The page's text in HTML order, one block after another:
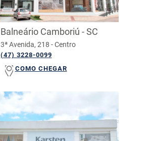
Balneário Camboriú - SC
3ª Avenida, 218 - Centro
(47) 3228-0099
COMO CHEGAR